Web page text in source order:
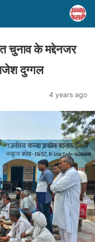
चुनाव के मद्देनजर
दुग्गल
4 years ago